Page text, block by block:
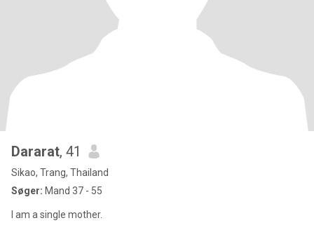
Dararat, 41
Sikao, Trang, Thailand
Søger: Mand 37 - 55
I am a single mother.